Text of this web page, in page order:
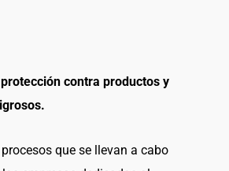
contra productos y
que se llevan a cabo